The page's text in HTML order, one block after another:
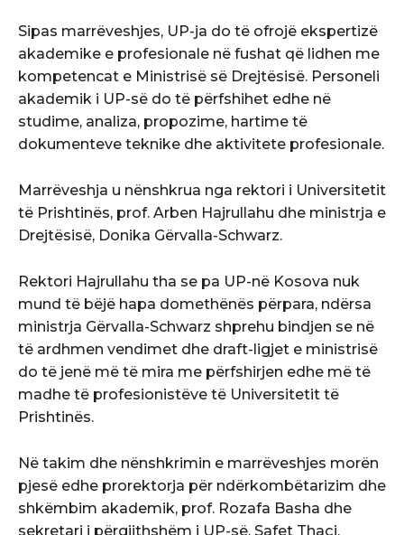
Sipas marrëveshjes, UP-ja do të ofrojë ekspertizë
akademike e profesionale në fushat që lidhen me
kompetencat e Ministrisë së Drejtësisë. Personeli
akademik i UP-së do të përfshihet edhe në
studime, analiza, propozime, hartime të
dokumenteve teknike dhe aktivitete profesionale.
Marrëveshja u nënshkrua nga rektori i Universitetit
të Prishtinës, prof. Arben Hajrullahu dhe ministrja e
Drejtësisë, Donika Gërvalla-Schwarz.
Rektori Hajrullahu tha se pa UP-në Kosova nuk
mund të bëjë hapa domethënës përpara, ndërsa
ministrja Gërvalla-Schwarz shprehu bindjen se në
të ardhmen vendimet dhe draft-ligjet e ministrisë
do të jenë më të mira me përfshirjen edhe më të
madhe të profesionistëve të Universitetit të
Prishtinës.
Në takim dhe nënshkrimin e marrëveshjes morën
pjesë edhe prorektorja për ndërkombëtarizim dhe
shkëmbim akademik, prof. Rozafa Basha dhe
sekretari i përgjithshëm i UP-së, Safet Thaçi,